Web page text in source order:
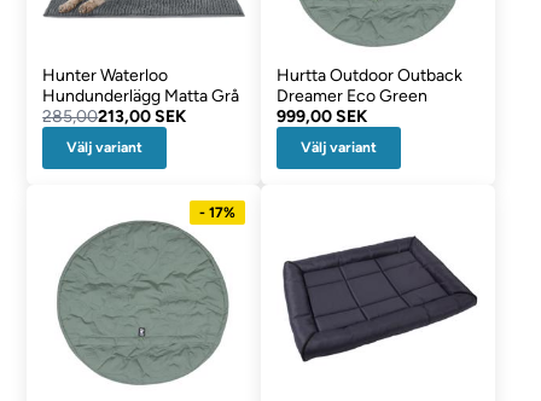
Hunter Waterloo
Hundunderlägg Matta Grå
285,00213,00 SEK
Välj variant
Hurtta Outdoor Outback
Dreamer Eco Green
999,00 SEK
Välj variant
- 17%